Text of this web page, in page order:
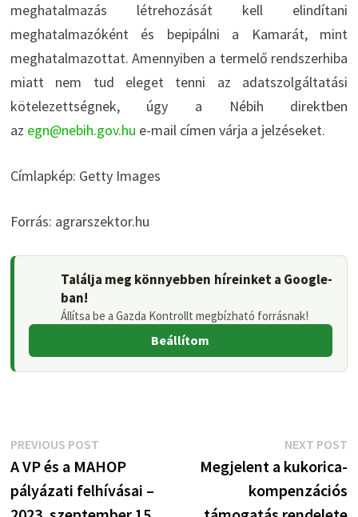
meghatalmazás létrehozását kell elindítani
meghatalmazóként és bepipálni a Kamarát, mint
meghatalmazottat. Amennyiben a termelő rendszerhiba
miatt nem tud eleget tenni az adatszolgáltatási
kötelezettségnek, úgy a Nébih direktben
az egn@nebih.gov.hu e-mail címen várja a jelzéseket.
Címlapkép: Getty Images
Forrás: agrarszektor.hu
Találja meg könnyebben híreinket a Google-
ban!
Állítsa be a Gazda Kontrollt megbízható forrásnak!
Beállítom
Bejegyzés
navigáció
PREVIOUS POSTPrevious
post:
A VP és a MAHOP
pályázati felhívásai –
NEXT POST
Megjelent a kukorica-
kompenzációs